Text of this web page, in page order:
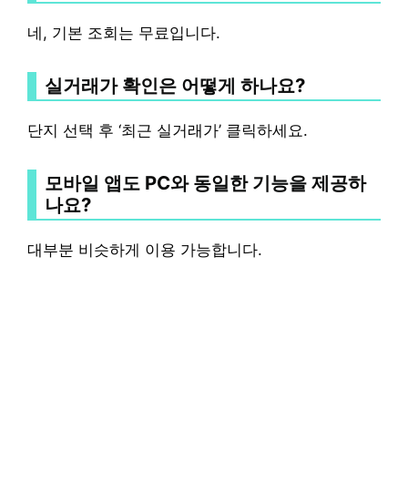
네, 기본 조회는 무료입니다.
실거래가 확인은 어떻게 하나요?
단지 선택 후 ‘최근 실거래가’ 클릭하세요.
모바일 앱도 PC와 동일한 기능을 제공하
나요?
대부분 비슷하게 이용 가능합니다.